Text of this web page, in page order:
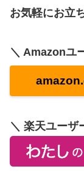
お気軽にお立
＼ Amazonユ
＼ 楽天ユーザ